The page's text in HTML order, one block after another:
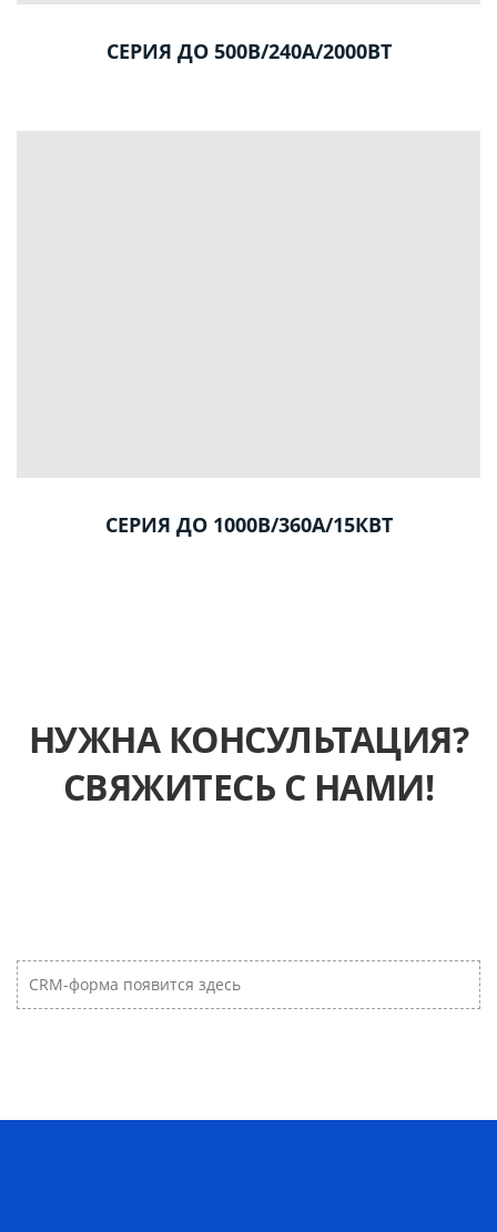
СЕРИЯ ДО 500В/240А/2000ВТ
СЕРИЯ ДО 1000В/360А/15КВТ
НУЖНА КОНСУЛЬТАЦИЯ?
СВЯЖИТЕСЬ С НАМИ!
CRM-форма появится здесь